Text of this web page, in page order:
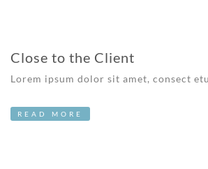
Close to the Client
Lorem ipsum dolor sit amet, consect
READ MORE